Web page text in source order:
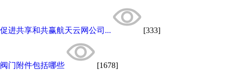
促进共享和共赢航天云网公司... [333]
阀门附件包括哪些 [1678]